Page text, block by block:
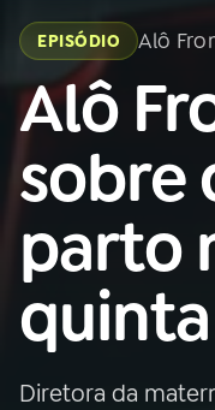
Buscar
na
Rádio
Nacional
01 INÍCIO
A RÁDIO
03
na
Rádio
Nacional
EPISÓDIO Alô
Alô
sobre
parto
Diretora da